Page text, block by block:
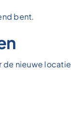
bent.
de nieuwe locatie